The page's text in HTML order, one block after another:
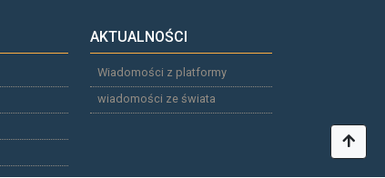
AKTUALNOŚCI
Wiadomości z platformy
wiadomości ze świata